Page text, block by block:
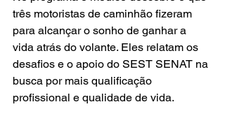
três motoristas de caminhão fizeram
para alcançar o sonho de ganhar a
vida atrás do volante. Eles relatam os
desafios e o apoio do SEST SENAT na
busca por mais qualificação
profissional e qualidade de vida.